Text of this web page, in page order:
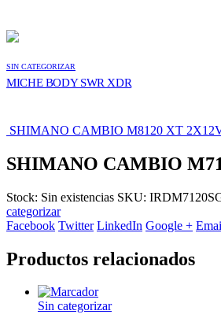
SIN CATEGORIZAR
MICHE BODY SWR XDR
SHIMANO CAMBIO M8120 XT
SHIMANO CAMBIO
Stock: Sin existencias SKU:
categorizar
Facebook Twitter LinkedIn Google +
Productos relacionados
Sin categorizar